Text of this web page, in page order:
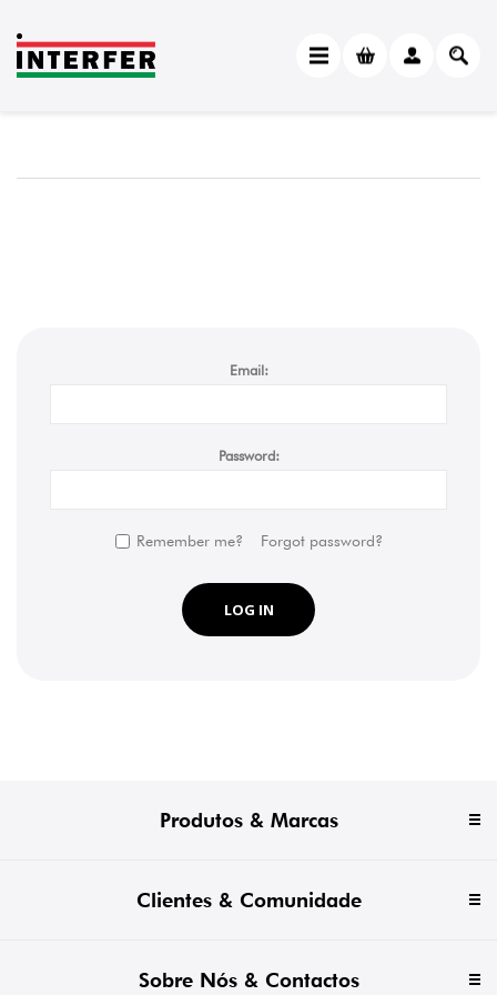
Email:
Password:
Remember me? Forgot password?
LOG IN
Produtos & Marcas
Clientes & Comunidade
Sobre Nós & Contactos